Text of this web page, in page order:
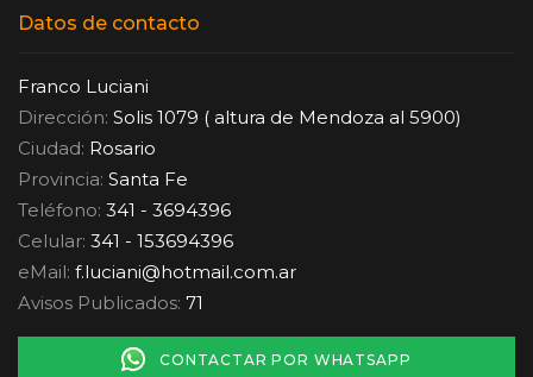
Datos de contacto
Franco Luciani
Dirección: Solis 1079 ( altura de Mendoza al 5900)
Ciudad: Rosario
Provincia: Santa Fe
Teléfono: 341 - 3694396
Celular: 341 - 153694396
eMail: f.luciani@hotmail.com.ar
Avisos Publicados: 71
CONTACTAR POR WHATSAPP